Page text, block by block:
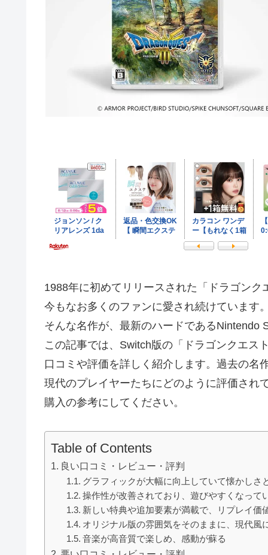
1988年に初めてリリースされた「ドラゴン
今もなお多くのファンに愛され続けています
そんな名作が、最新のハードであるNintendo
この記事では、Switch版の「ドラゴンクエス
口コミや評価を詳しく紹介します。過去の名
現代のプレイヤーたちにどのように評価され
購入の参考にしてください。
Table of Contents
良い口コミ・レビュー・評判
グラフィックが大幅に向上していて懐かしさ
操作性が改善されており、遊びやすくなって
新しい特典や追加要素が満載で、リプレイ価
オリジナル版の雰囲気をそのままに、現代風
音楽が高音質で楽しめ、感動が蘇る